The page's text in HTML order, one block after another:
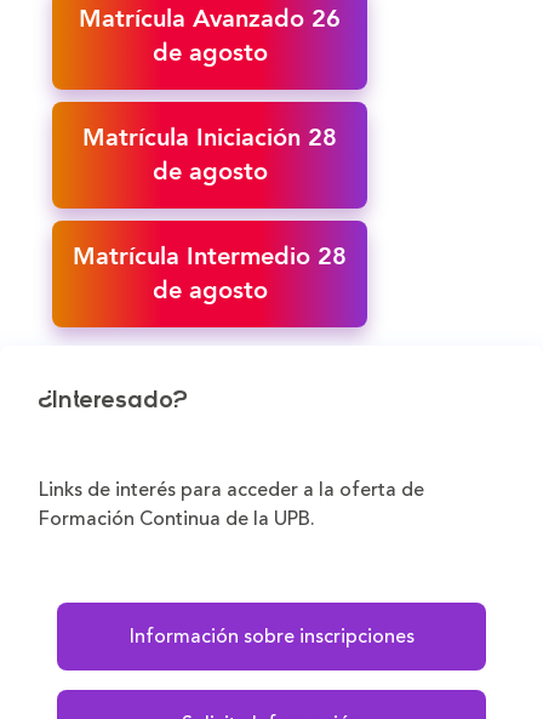
Matrícula Avanzado 26
de agosto
Matrícula Iniciación 28
de agosto
Matrícula Intermedio 28
de agosto
¿Interesado?
Links de interés para acceder a la oferta de
Formación Continua de la UPB.
Información sobre inscripciones